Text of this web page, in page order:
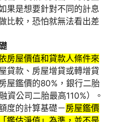
果是想要針對不同的計息
比較，恐怕就無法看出差
房屋價值和貸款人條件來
貸款、房屋增貸或轉增貸
屋鑑價的80%，銀行二胎
資公司二胎最高110%）。
度的計算基礎－房屋鑑價